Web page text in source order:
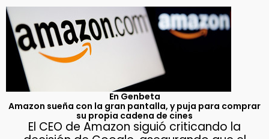
En Genbeta
Amazon sueña con la gran pantalla, y puja para comprar
su propia cadena de cines
El CEO de Amazon siguió criticando la